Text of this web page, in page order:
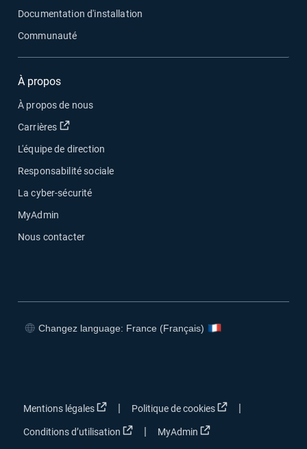
Documentation d'installation
Communauté
À propos
À propos de nous
Carrières
Ouvrir dans une nouvelle fenêtre
L'équipe de direction
Responsabilité sociale
La cyber-sécurité
MyAdmin
Nous contacter
Changez language: France (Français)
Mentions légales Ouvrir dans une nouvelle fenêtre
| Politique de cookies Ouvrir dans une
|
Conditions d’utilisation Ouvrir dans une nouvelle fenêtre
| MyAdmin Ouvrir dans une